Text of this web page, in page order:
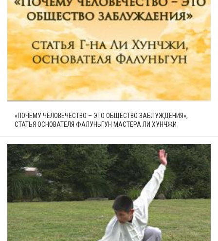
«ПОЧЕМУ ЧЕЛОВЕЧЕСТВО – ЭТО ОБЩЕСТВО ЗАБЛУЖДЕНИЯ»,
СТАТЬЯ ОСНОВАТЕЛЯ ФАЛУНЬГУН МАСТЕРА ЛИ ХУНЧЖИ